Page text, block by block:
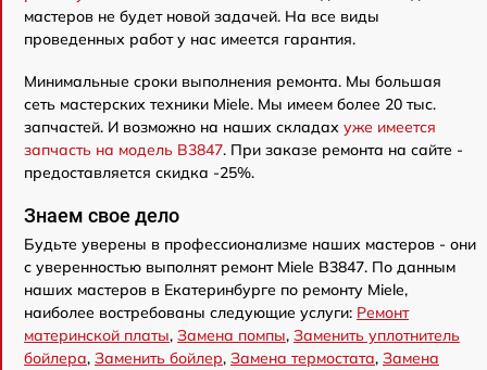
мастеров не будет новой задачей. На все виды
проведенных работ у нас имеется гарантия.
Минимальные сроки выполнения ремонта. Мы большая
сеть мастерских техники Miele. Мы имеем более 20 тыс.
запчастей. И возможно на наших складах уже имеется
запчасть на модель B3847. При заказе ремонта на сайте -
предоставляется скидка -25%.
Знаем свое дело
Будьте уверены в профессионализме наших мастеров - они
с уверенностью выполнят ремонт Miele B3847. По данным
наших мастеров в Екатеринбурге по ремонту Miele,
наиболее востребованы следующие услуги: Ремонт
материнской платы, Замена помпы, Заменить уплотнитель
бойлера, Заменить бойлер, Замена термостата, Замена